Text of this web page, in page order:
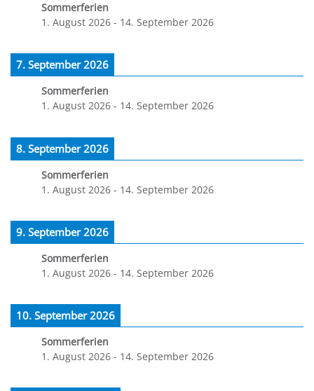
Sommerferien
1. August 2026 - 14. September 2026
7. September 2026
Sommerferien
1. August 2026 - 14. September 2026
8. September 2026
Sommerferien
1. August 2026 - 14. September 2026
9. September 2026
Sommerferien
1. August 2026 - 14. September 2026
10. September 2026
Sommerferien
1. August 2026 - 14. September 2026